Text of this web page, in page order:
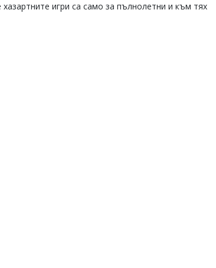
игри са само за пълнолетни и към тях